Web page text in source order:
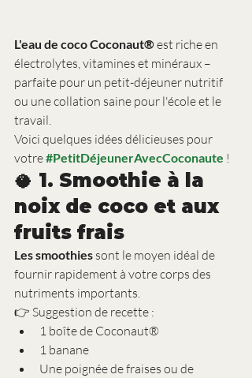
L'eau de coco Coconaut® est riche en
électrolytes, vitamines et minéraux –
parfaite pour un petit-déjeuner nutritif
ou une collation saine pour l'école et le
travail.
Voici quelques idées délicieuses pour
votre #PetitDéjeunerAvecCoconaute !
🥥 1. Smoothie à la
noix de coco et aux
fruits frais
Les smoothies sont le moyen idéal de
fournir rapidement à votre corps des
nutriments importants.
👉 Suggestion de recette :
1 boîte de Coconaut®
1 banane
Une poignée de fraises ou de